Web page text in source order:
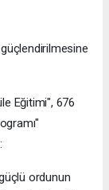
güçlendirilmesine
Eğitimi", 676
ordunun